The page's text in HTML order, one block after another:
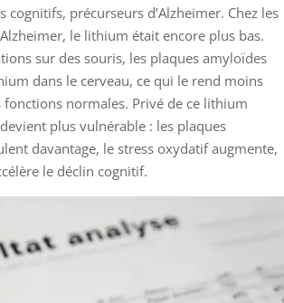
cognitifs, précurseurs d’Alzheimer. Chez les
le lithium était encore plus bas.
sur des souris, les plaques amyloïdes
dans le cerveau, ce qui le rend moins
normales. Privé de ce lithium
plus vulnérable : les plaques
davantage, le stress oxydatif augmente,
le déclin cognitif.